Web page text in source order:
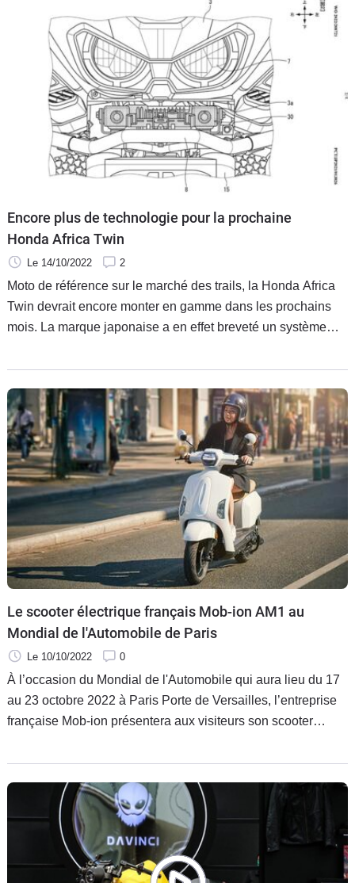
kits rétrofit qui permettent de convertir les BMW série R en
motos électriques. Sans renier totalement le style.
Encore plus de technologie pour la prochaine
Honda Africa Twin
Le 14/10/2022 2
Moto de référence sur le marché des trails, la Honda Africa
Twin devrait encore monter en gamme dans les prochains
mois. La marque japonaise a en effet breveté un système
l’environnement autour de celle-ci.
Le scooter électrique français Mob-ion AM1 au
Mondial de l'Automobile de Paris
Le 10/10/2022 0
À l’occasion du Mondial de l'Automobile qui aura lieu du 17
au 23 octobre 2022 à Paris Porte de Versailles, l’entreprise
française Mob-ion présentera aux visiteurs son scooter
zone dédiée à la mobilité professionnelle électrique et
hydrogène, on retrouvera également Pragma Industries,
leader de la mobilité urbaine à hydrogène.